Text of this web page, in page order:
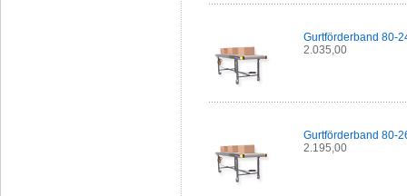
Gurtförderband 80-
2.035,00
Gurtförderband 80-
2.195,00